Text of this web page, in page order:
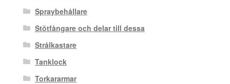
Spraybehållare
Stötfångare och delar till dessa
Strålkastare
Tanklock
Torkararmar